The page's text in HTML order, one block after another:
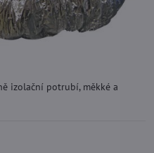
izolační potrubí, měkké a